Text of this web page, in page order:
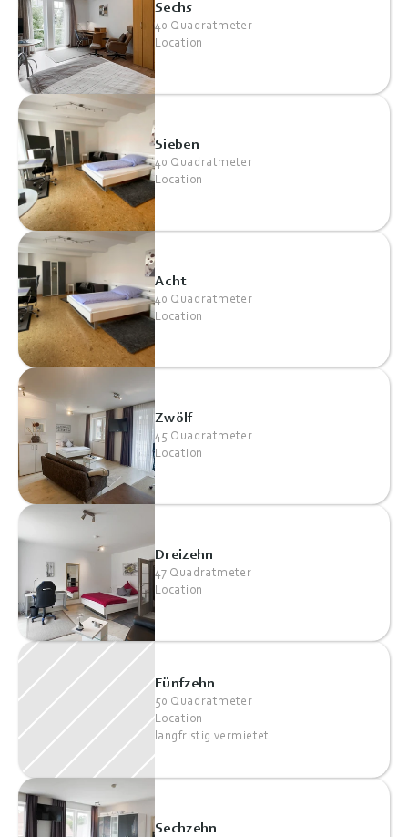
Sechs
40 Quadratmeter
Location
Sieben
40 Quadratmeter
Location
Acht
40 Quadratmeter
Location
Zwölf
45 Quadratmeter
Location
Dreizehn
47 Quadratmeter
Location
Fünfzehn
50 Quadratmeter
Location
langfristig vermietet
Sechzehn